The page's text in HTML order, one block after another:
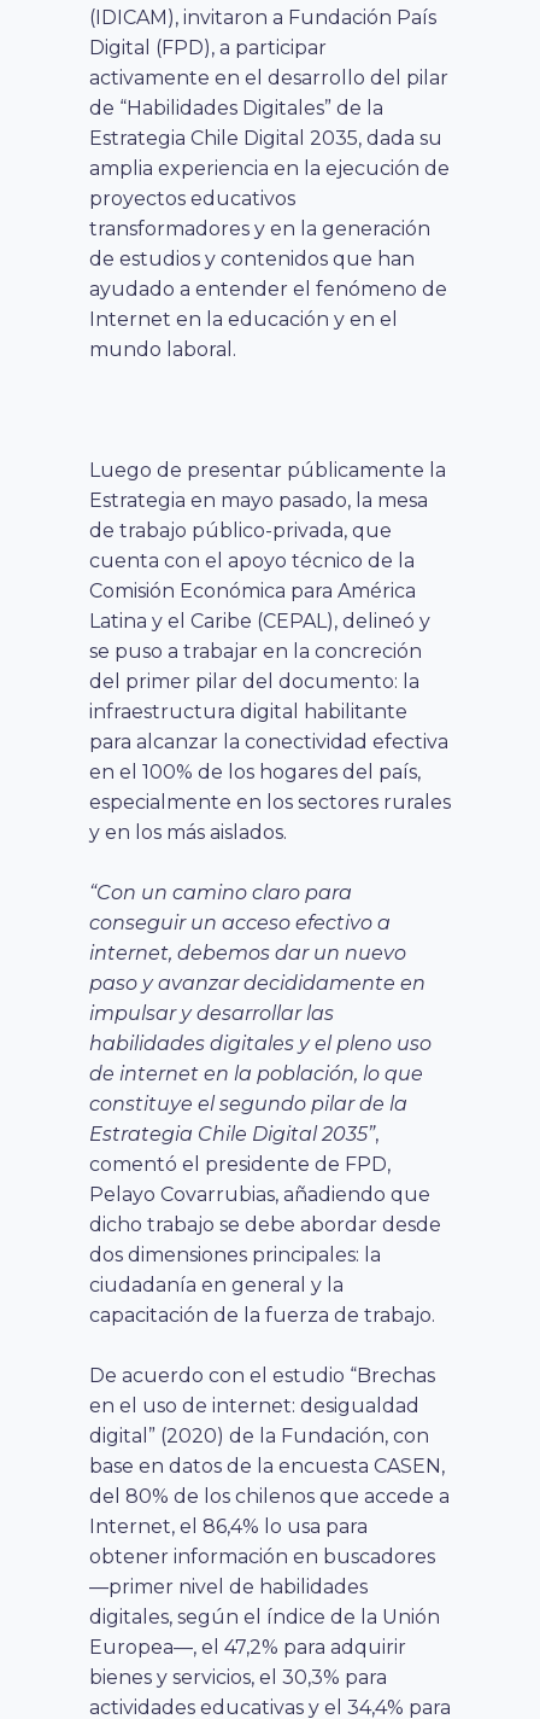
(IDICAM), invitaron a Fundación País
Digital (FPD), a participar
activamente en el desarrollo del pilar
de “Habilidades Digitales” de la
Estrategia Chile Digital 2035, dada su
amplia experiencia en la ejecución de
proyectos educativos
transformadores y en la generación
de estudios y contenidos que han
ayudado a entender el fenómeno de
Internet en la educación y en el
mundo laboral.
Luego de presentar públicamente la
Estrategia en mayo pasado, la mesa
de trabajo público-privada, que
cuenta con el apoyo técnico de la
Comisión Económica para América
Latina y el Caribe (CEPAL), delineó y
se puso a trabajar en la concreción
del primer pilar del documento: la
infraestructura digital habilitante
para alcanzar la conectividad efectiva
en el 100% de los hogares del país,
especialmente en los sectores rurales
y en los más aislados.
“Con un camino claro para
conseguir un acceso efectivo a
internet, debemos dar un nuevo
paso y avanzar decididamente en
impulsar y desarrollar las
habilidades digitales y el pleno uso
de internet en la población, lo que
constituye el segundo pilar de la
Estrategia Chile Digital 2035”,
comentó el presidente de FPD,
Pelayo Covarrubias, añadiendo que
dicho trabajo se debe abordar desde
dos dimensiones principales: la
ciudadanía en general y la
capacitación de la fuerza de trabajo.
De acuerdo con el estudio “Brechas
en el uso de internet: desigualdad
digital” (2020) de la Fundación, con
base en datos de la encuesta CASEN,
del 80% de los chilenos que accede a
Internet, el 86,4% lo usa para
obtener información en buscadores
—primer nivel de habilidades
digitales, según el índice de la Unión
Europea—, el 47,2% para adquirir
bienes y servicios, el 30,3% para
actividades educativas y el 34,4% para